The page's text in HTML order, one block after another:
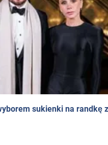
sukienki na randkę